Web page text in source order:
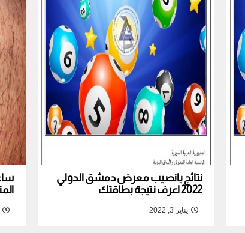
نتائج يانصيب معرض دمشق الدولي
2022 اعرف نتيجة بطاقتك
يناير 3, 2022